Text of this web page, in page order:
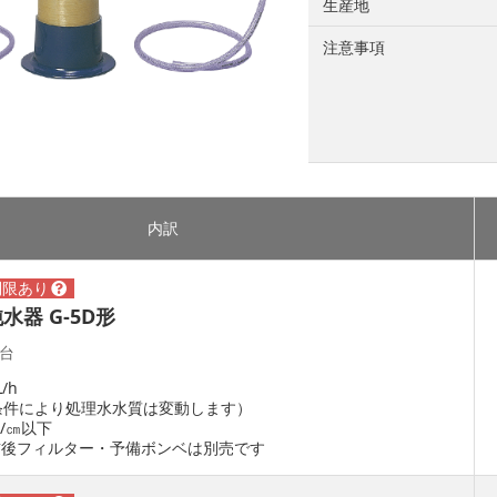
生産地
注意事項
内訳
器 G-5D形
h
により処理水水質は変動します）
以下
フィルター・予備ボンベは別売です